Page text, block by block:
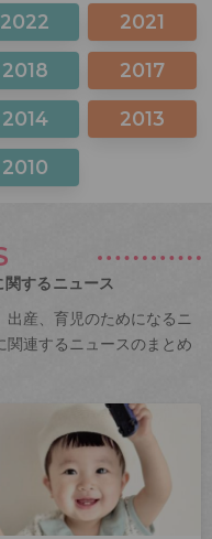
2022 2021
2018 2017
2014 2013
2010
するニュース
産、育児のためになるニ
関連するニュースのまとめ